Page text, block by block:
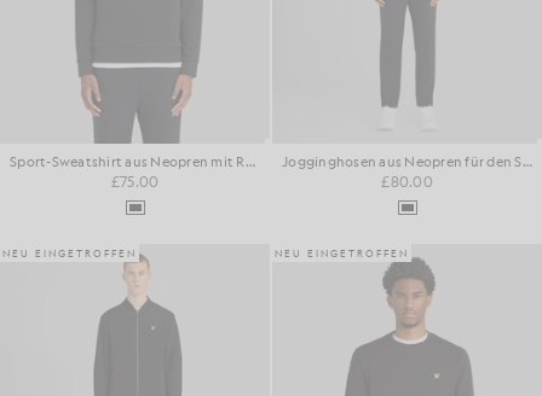
Sport-Sweatshirt aus Neopren mit Rundhalsausschnitt
£75.00
Jogginghosen aus Neopren für den Sport
£80.00
NEU EINGETROFFEN NEU EINGETROFFEN